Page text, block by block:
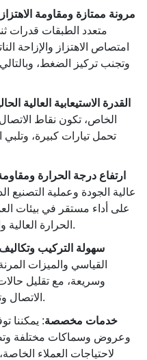
مرونة ممتازة ومقاومة الاهتزاز
متعدد الطبقات قدرات
امتصاص الاهتزاز والإزاحة
وتجنب تركيز الضغط،
القدرة الاستيعابية العالية
الخاص، تكون نقاط
تحمل تيارات كبيرة، وتلبي
ارتفاع درجة الحرارة
عالية الجودة وعملية التصنيع
على أداء مستقر في بيئات
الحرارة العالية والتآكل الكيميائي بشكل فعال.
سهولة التركيب
القياسي والميزات
وسريعة، مع تقليل
الاتصال وتقليل تكاليف الصيانة اللاحقة.
خدمات مخصصة: يمكننا
وعروض وسماكات مختلفة
لاحتياجات العملاء